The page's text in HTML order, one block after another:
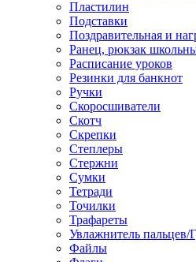
Пластилин
Подставки
Поздравительная и
Ранец, рюкзак
Расписание уроков
Резинки для банкнот
Ручки
Скоросшиватели
Скотч
Скрепки
Степлеры
Стержни
Сумки
Тетради
Точилки
Трафареты
Увлажнитель
Файлы